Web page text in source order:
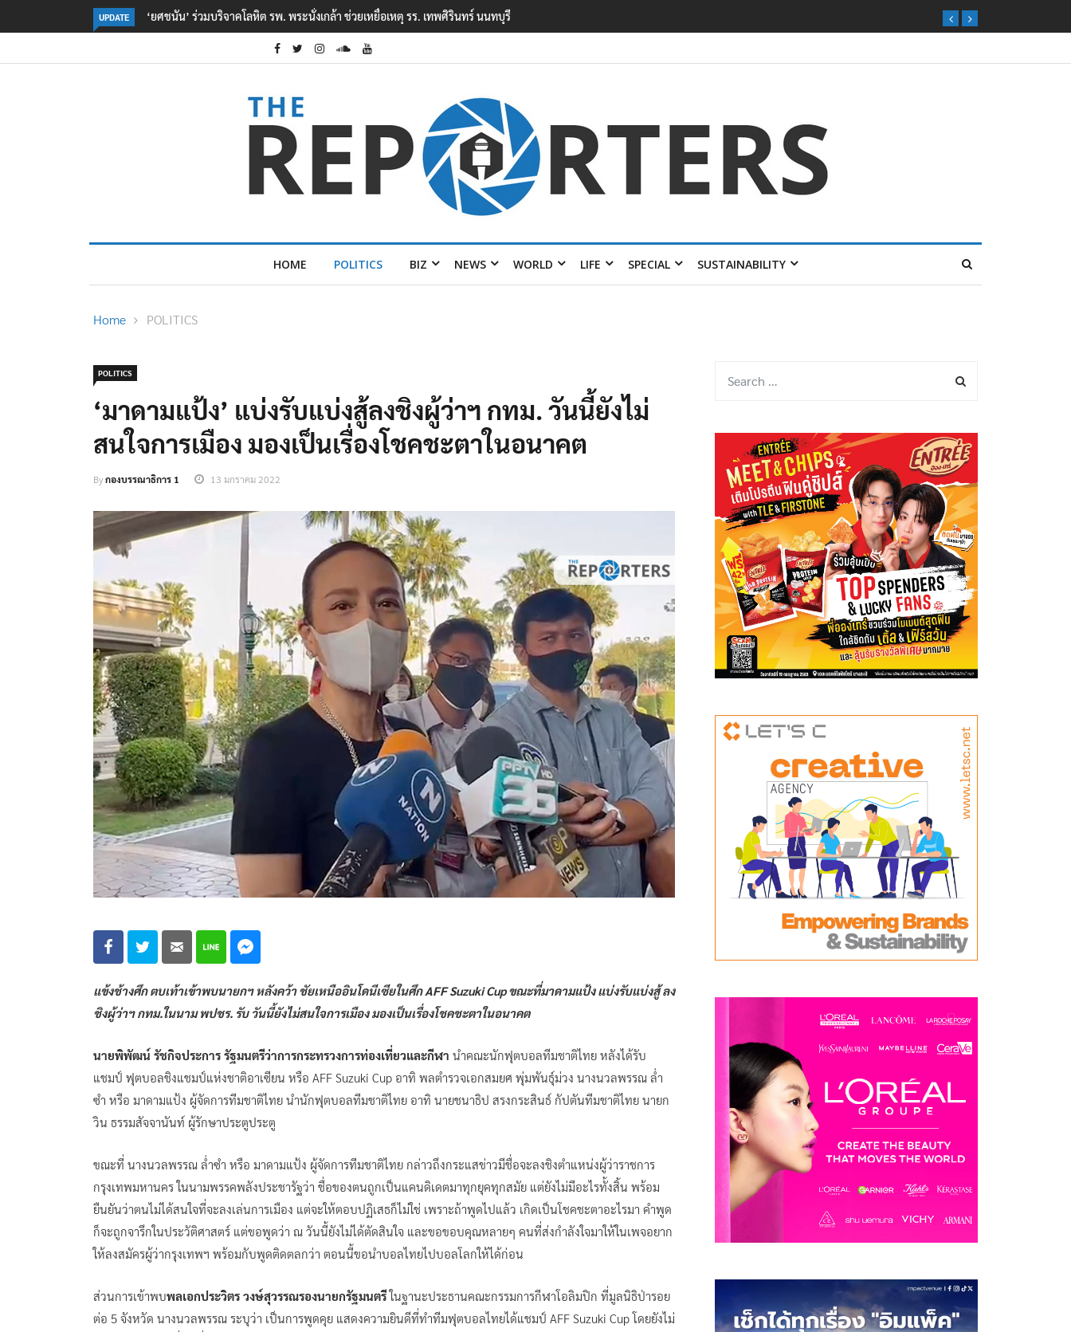
UPDATE ตร. อยู่ระหว่างสอบสวนแรงจูงใจ เหตุยิงในโรงเรียนเทพศิรินทร์ นนทบุรี พบเด็กก่อเหตุเครียดเรื่องเรียน
HOME POLITICS BIZ NEWS WORLD LIFE SPECIAL SUSTAINABILITY
Home POLITICS
POLITICS
‘มาดามแป้ง’ แบ่งรับแบ่งสู้ลงชิงผู้ว่าฯ กทม. วันนี้ยังไม่
สนใจการเมือง มองเป็นเรื่องโชคชะตาในอนาคต
Byกองบรรณาธิการ 1 13 มกราคม 2022
แข้งช้างศึก ตบเท้าเข้าพบนายกฯ หลังคว้า ชัยเหนืออินโดนีเซียในศึก AFF Suzuki Cup ขณะที่มาดามแป้ง แบ่งรับแบ่งสู้ ลง
ชิงผู้ว่าฯ กทม.ในนาม พปชร. รับ วันนี้ยังไม่สนใจการเมือง มองเป็นเรื่องโชคชะตาในอนาคต
นายพิพัฒน์ รัชกิจประการ รัฐมนตรีว่าการกระทรวงการท่องเที่ยวและกีฬา นำคณะนักฟุตบอลทีมชาติไทย หลังได้รับ
แชมป์ ฟุตบอลชิงแชมป์แห่งชาติอาเซียน หรือ AFF Suzuki Cup อาทิ พลตำรวจเอกสมยศ พุ่มพันธุ์ม่วง นางนวลพรรณ ล่ำ
ซำ หรือ มาดามแป้ง ผู้จัดการทีมชาติไทย นำนักฟุตบอลทีมชาติไทย อาทิ นายชนาธิป สรงกระสินธ์ กัปตันทีมชาติไทย นายก
วิน ธรรมสัจจานันท์ ผู้รักษาประตูประตู
ขณะที่ นางนวลพรรณ ล่ำซำ หรือ มาดามแป้ง ผู้จัดการทีมชาติไทย กล่าวถึงกระแสข่าวมีชื่อจะลงชิงตำแหน่งผู้ว่าราชการ
กรุงเทพมหานคร ในนามพรรคพลังประชารัฐว่า ชื่อของตนถูกเป็นแคนดิเดตมาทุกยุคทุกสมัย แต่ยังไม่มีอะไรทั้งสิ้น พร้อม
ยืนยันว่าตนไม่ได้สนใจที่จะลงเล่นการเมือง แต่จะให้ตอบปฏิเสธก็ไม่ใช่ เพราะถ้าพูดไปแล้ว เกิดเป็นโชคชะตาอะไรมา คำพูด
ก็จะถูกจารึกในประวัติศาสตร์ แต่ขอพูดว่า ณ วันนี้ยังไม่ได้ตัดสินใจ และขอขอบคุณหลายๆ คนที่ส่งกำลังใจมาให้ในเพจอยาก
ให้ลงสมัครผู้ว่ากรุงเทพฯ พร้อมกับพูดติดตลกว่า ตอนนี้ขอนำบอลไทยไปบอลโลกให้ได้ก่อน
ส่วนการเข้าพบพลเอกประวิตร วงษ์สุวรรณรองนายกรัฐมนตรีในฐานะประธานคณะกรรมการกีฬาโอลิมปิก ที่มูลนิธิป่ารอย
ต่อ 5 จังหวัด นางนวลพรรณ ระบุว่า เป็นการพูดคุย แสดงความยินดีที่ทำทีมฟุตบอลไทยได้แชมป์ AFF Suzuki Cup โดยยังไม่